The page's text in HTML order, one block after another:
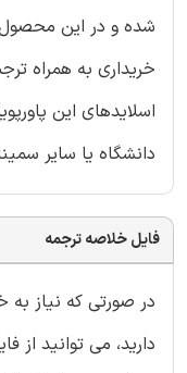
شده و در این
خریداری به همراه
دانشگاه یا سایر
فایل خلاصه ترجمه
در صورتی که نیاز به
دارید، می توانید از